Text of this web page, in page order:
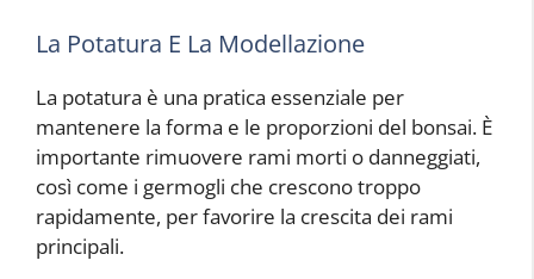
La Potatura E La Modellazione
La potatura è una pratica essenziale per
mantenere la forma e le proporzioni del bonsai. È
importante rimuovere rami morti o danneggiati,
così come i germogli che crescono troppo
rapidamente, per favorire la crescita dei rami
principali.